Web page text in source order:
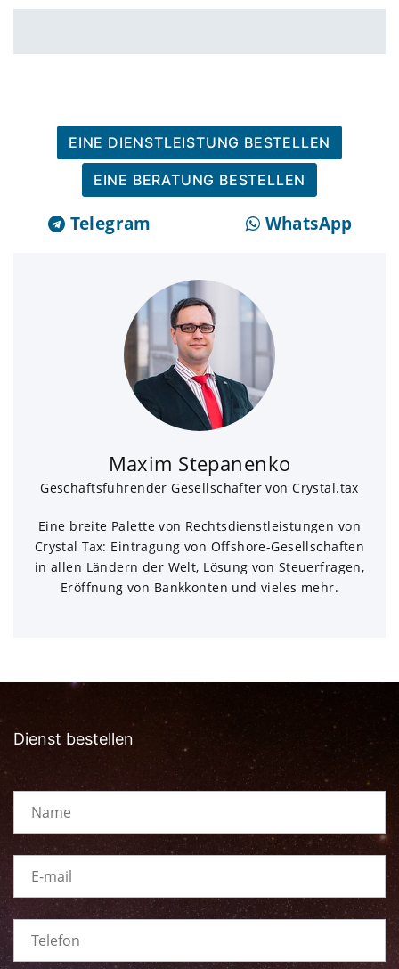
EINE DIENSTLEISTUNG BESTELLEN
EINE BERATUNG BESTELLEN
Telegram WhatsApp
Maxim Stepanenko
Geschäftsführender Gesellschafter von Crystal.tax
Eine breite Palette von Rechtsdienstleistungen von
Crystal Tax: Eintragung von Offshore-Gesellschaften
in allen Ländern der Welt, Lösung von Steuerfragen,
Eröffnung von Bankkonten und vieles mehr.
Dienst bestellen